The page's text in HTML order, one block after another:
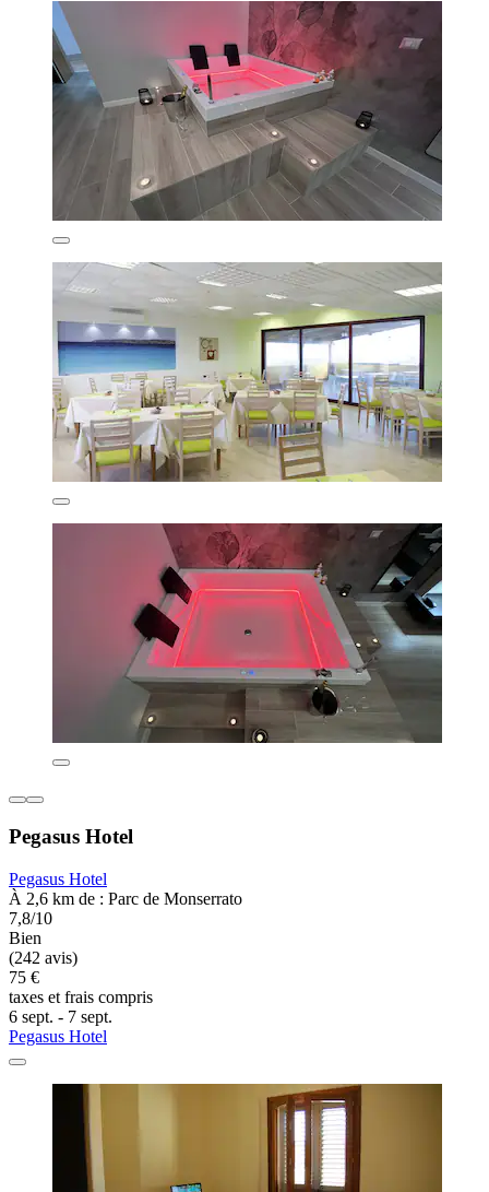
Pegasus Hotel
Pegasus Hotel
À 2,6 km de : Parc de Monserrato
7,8/10
Bien
(242 avis)
75 €
taxes et frais compris
6 sept. - 7 sept.
Pegasus Hotel